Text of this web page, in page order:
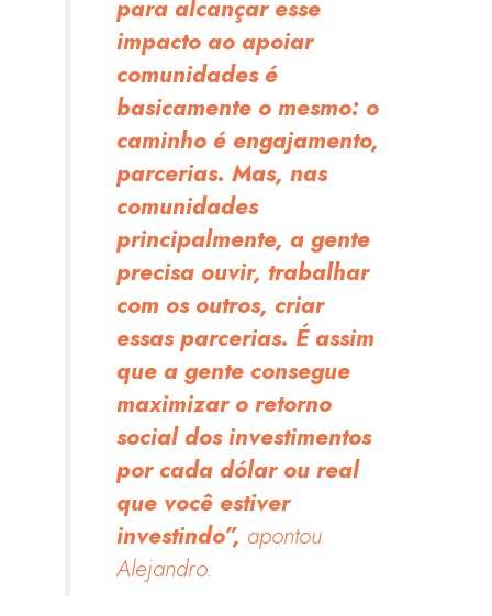
para alcançar esse
impacto ao apoiar
comunidades é
basicamente o mesmo: o
caminho é engajamento,
parcerias. Mas, nas
comunidades
principalmente, a gente
precisa ouvir, trabalhar
com os outros, criar
essas parcerias. É assim
que a gente consegue
maximizar o retorno
social dos investimentos
por cada dólar ou real
que você estiver
investindo”, apontou
Alejandro.